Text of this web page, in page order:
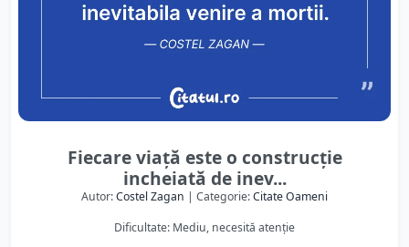
Fiecare viață este o construcție
incheiată de inev...
Autor:Costel Zagan | Categorie:Citate Oameni
Dificultate: Mediu, necesită atenție